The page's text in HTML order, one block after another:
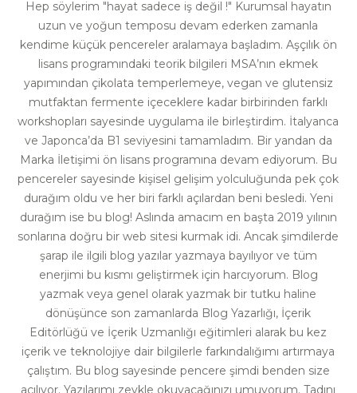
Hep söylerim "hayat sadece iş değil !" Kurumsal hayatın
uzun ve yoğun temposu devam ederken zamanla
kendime küçük pencereler aralamaya başladım. Aşçılık ön
lisans programındaki teorik bilgileri MSA’nın ekmek
yapımından çikolata temperlemeye, vegan ve glutensiz
mutfaktan fermente içeceklere kadar birbirinden farklı
workshopları sayesinde uygulama ile birleştirdim. İtalyanca
ve Japonca’da B1 seviyesini tamamladım. Bir yandan da
Marka İletişimi ön lisans programına devam ediyorum. Bu
pencereler sayesinde kişisel gelişim yolculuğunda pek çok
durağım oldu ve her biri farklı açılardan beni besledi. Yeni
durağım ise bu blog! Aslında amacım en başta 2019 yılının
sonlarına doğru bir web sitesi kurmak idi. Ancak şimdilerde
şarap ile ilgili blog yazılar yazmaya bayılıyor ve tüm
enerjimi bu kısmı geliştirmek için harcıyorum. Blog
yazmak veya genel olarak yazmak bir tutku haline
dönüşünce son zamanlarda Blog Yazarlığı, İçerik
Editörlüğü ve İçerik Uzmanlığı eğitimleri alarak bu kez
içerik ve teknolojiye dair bilgilerle farkındalığımı artırmaya
çalıştım. Bu blog sayesinde pencere şimdi benden size
açılıyor. Yazılarımı zevkle okuyacağınızı umuyorum. Tadını